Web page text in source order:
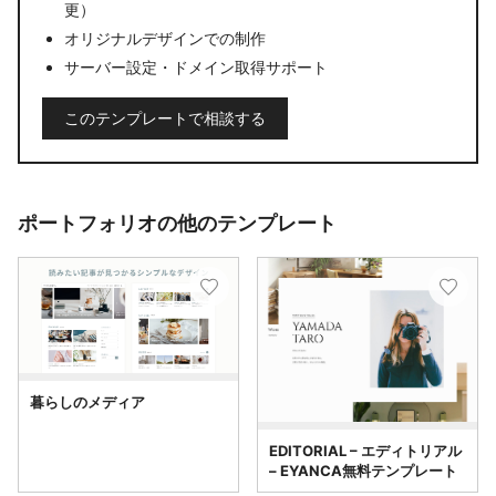
更）
オリジナルデザインでの制作
サーバー設定・ドメイン取得サポート
このテンプレートで相談する
ポートフォリオの他のテンプレート
暮らしのメディア
EDITORIAL – エディトリアル
– EYANCA無料テンプレート